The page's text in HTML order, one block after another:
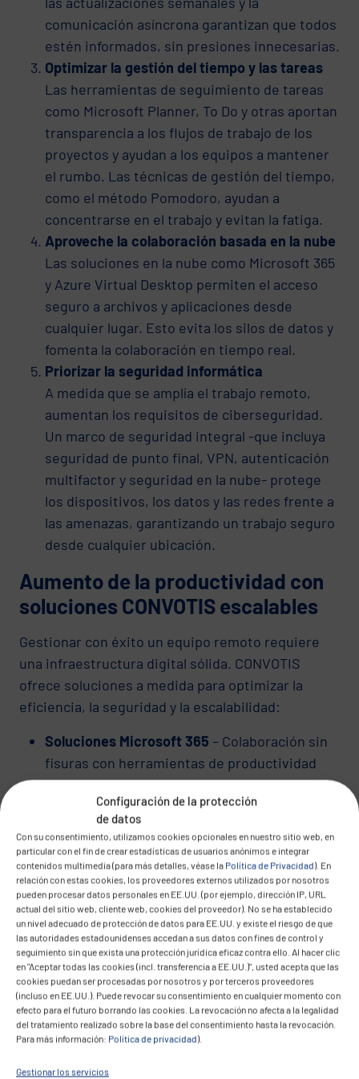
Configuración de la protección
de datos
Con su consentimiento, utilizamos cookies opcionales en nuestro sitio web, en
particular con el fin de crear estadísticas de usuarios anónimos e integrar
contenidos multimedia (para más detalles, véase la Política de Privacidad). En
relación con estas cookies, los proveedores externos utilizados por nosotros
pueden procesar datos personales en EE.UU. (por ejemplo, dirección IP, URL
actual del sitio web, cliente web, cookies del proveedor). No se ha establecido
un nivel adecuado de protección de datos para EE.UU. y existe el riesgo de que
las autoridades estadounidenses accedan a sus datos con fines de control y
seguimiento sin que exista una protección jurídica eficaz contra ello. Al hacer clic
en "Aceptar todas las cookies (incl. transferencia a EE.UU.)", usted acepta que las
cookies puedan ser procesadas por nosotros y por terceros proveedores
(incluso en EE.UU.). Puede revocar su consentimiento en cualquier momento con
efecto para el futuro borrando las cookies. La revocación no afecta a la legalidad
del tratamiento realizado sobre la base del consentimiento hasta la revocación.
Para más información: Política de privacidad).
Gestionar los servicios
comunicación asíncrona garantizan que todos
estén informados, sin presiones innecesarias.
Optimizar la gestión del tiempo y las tareas
Las herramientas de seguimiento de tareas
como Microsoft Planner, To Do y otras aportan
transparencia a los flujos de trabajo de los
proyectos y ayudan a los equipos a mantener
el rumbo. Las técnicas de gestión del tiempo,
como el método Pomodoro, ayudan a
concentrarse en el trabajo y evitan la fatiga.
Aproveche la colaboración basada en la nube
Las soluciones en la nube como Microsoft 365
y Azure Virtual Desktop permiten el acceso
seguro a archivos y aplicaciones desde
cualquier lugar. Esto evita los silos de datos y
fomenta la colaboración en tiempo real.
Priorizar la seguridad informática
A medida que se amplía el trabajo remoto,
aumentan los requisitos de ciberseguridad.
Un marco de seguridad integral -que incluya
seguridad de punto final, VPN, autenticación
multifactor y seguridad en la nube- protege
los dispositivos, los datos y las redes frente a
las amenazas, garantizando un trabajo seguro
desde cualquier ubicación.
Aumento de la productividad con
soluciones CONVOTIS escalables
Gestionar con éxito un equipo remoto requiere
una infraestructura digital sólida. CONVOTIS
ofrece soluciones a medida para optimizar la
eficiencia, la seguridad y la escalabilidad:
Soluciones Microsoft 365 – Colaboración sin
fisuras con herramientas de productividad
integradas.
Azure Virtual Desktop (AVD)– Acceso seguro
e independiente de la ubicación a
aplicaciones críticas para el negocio.
SharePoint para flujos de trabajo digitales–
Gestión centralizada de documentos para una
colaboración estructurada.
Seguridad de TI integral: protección frente a
ciberamenazas con seguridad de punto final,
Zero Trust, comunicación cifrada y gestión
centralizada de dispositivos a través de
Microsoft Intune.
Servicios de TI gestionados
estabilidad operativa, cumplimiento de